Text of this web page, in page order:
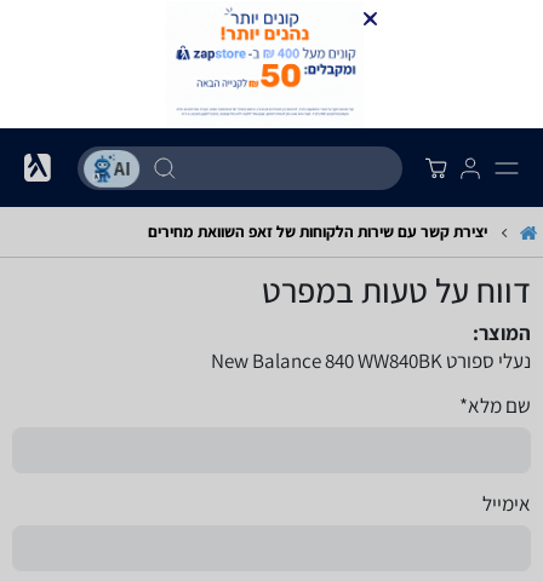
יצירת קשר עם שירות הלקוחות של זאפ השוואת מחירים
דווח על טעות במפרט
המוצר:
נעלי ספורט New Balance 840 WW840BK
שם מלא*
אימייל